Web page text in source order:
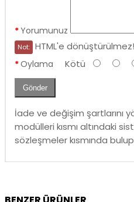
Yorumunuz
Not: HTML'e dönüştürülmez!
Oylama Kötü
Gönder
İade ve değişim şartlarını
modülleri kısmı altındaki
sözleşmeler kısmında